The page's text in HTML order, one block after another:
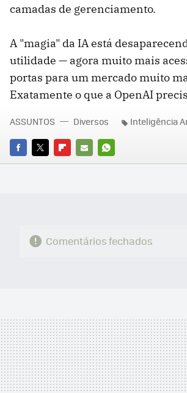
camadas de gerenciamento.
A "magia" da IA ​​está
utilidade — agora muito mais
portas para um mercado muito
Exatamente o que a OpenAI
FACEBOOK
TWITTERFLIPBOARD
E-
WHATSAPP
ASSUNTOS Diversos Inteligência
Comentários fechados